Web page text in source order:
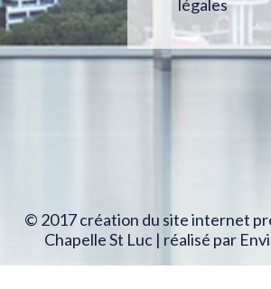
légales
© 2017 création du site internet
Chapelle St Luc | réalisé par